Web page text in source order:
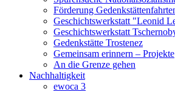
Förderung
Geschichtswerkstatt "Leonid
Geschichtswerkstatt
Gedenkstätte Trostenez
Gemeinsam erinnern – Projekte
An die Grenze gehen
Nachhaltigkeit
ewoca 3